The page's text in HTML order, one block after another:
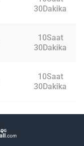
30Dakika
10Saat
30Dakika
10Saat
30Dakika